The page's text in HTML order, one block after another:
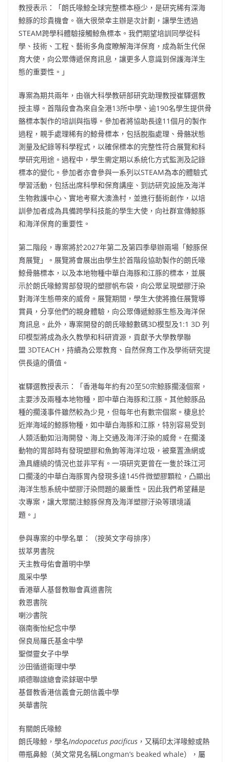
教授表示：「朗氏喙鯨全球完整標本極少，是研究稀有深海
鯨豚的珍貴機會。嶺大很榮幸主辦是次計劃，讓學生透過
STEAM跨學科體驗接觸鯨魚標本。我們期望培訓同學從科
學、技術、工程、藝術多角度瞭解海洋保育，成為新生代保
育大使，向公眾傳遞保育訊息，讓更多人意識到保護海洋生
態的重要性。」
專案為期共兩年，由嶺大科學教研部研究助理教授崔驛選教
授主導。首階段會為來自全港13所中學、逾190名學生提供骨
骼標本製作的培訓與指導。參加者將協助長達11個月的製作
過程，親手處理稀有的鯨骨標本，包括脫脂處理、骨骼狀態
測量及紀錄等科學程式，以確保標本的完整性符合展覽和科
學研究用途。過程中，學生需定期以系統化方式監測及記錄
標本的變化。參加者亦會參與一系列以STEAM為本的體驗式
學習活動，包括出席科學和保育講座、到訪研究設施及海洋
生物救護中心、實地考察大澳漁村，並進行藝術創作，以培
訓參加者成為具備跨學科技能的學生大使，向社群宣傳鯨豚
和海洋保育的重要性。
第二階段，專案將於2027年第二及第四季舉辦兩場「鯨豚保
育展覽」。展覽將會展出由學生於首階段協助製作的朗氏喙
鯨骨骼標本，以及本地物種中華白海豚和江豚的標本，並展
示於朗氏喙鯨胃部發現的塑膠帆布袋，向公眾呈現塑膠汙染
對海洋生態帶來的威脅。展覽期間，學生大使將擔任展覽導
賞員，分享他們的親身體驗，向公眾傳遞鯨豚生態及海洋保
育訊息。此外，專案開發的朗氏喙鯨數碼3D模型及1:1 3D 列
印模型將成為永久教學和科研資源，貢獻予大學教學聯
盟 3DTEACH，持續為公眾教育、自然保育工作及學術研究提
供長遠的價值。
崔驛選教授表示：「香港每年約有20至50宗鯨豚擱淺個案，
主要涉及兩種本地物種，即中華白海豚和江豚。其他鯨豚品
種的擱淺事件雖然較為少見，但每年也有數宗個案。棲息於
近岸海域的鯨豚物種，如中華白海豚和江豚，特別容易受到
人類活動如沿海開發、海上交通及海洋汙染的威脅。在擱淺
動物的胃部時有發現塑膠和魚鉤等海洋垃圾，被棄置漁網或
漁具纏繞的情況也並非罕有。一項研究更曾在一隻於珠江河
口擱淺的中華白海豚胃內發現多達145件微塑膠顆粒，凸顯出
海洋生態系統中塑膠汙染問題的嚴重性。因此我們希望藉是
次專案，讓大眾關注鯨豚保育及海洋塑膠汙染等環境議
題。」
參與專案的中學名單：（按英文字母排序）
拔萃男書院
天主教母佑會蕭明中學
風采中學
香港華人基督教聯會真道書院
救恩書院
喇沙書院
嶺南衡怡紀念中學
保良局羅氏基金中學
聖傑靈女子中學
沙田循道衞理中學
順德聯誼總會梁銶琚中學
基督教香港信義會元朗信義中學
英華書院
有關朗氏喙鯨
朗氏喙鯨，學名Indopacetus pacificus ，又稱印太洋喙鯨或熱
帶瓶鼻鯨（英文常見名稱Longman’s beaked whale），屬